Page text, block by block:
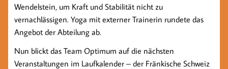
Wendelstein, um Kraft und Stabilität nicht zu
vernachlässigen. Yoga mit externer Trainerin rundete das
Angebot der Abteilung ab.
Nun blickt das Team Optimum auf die nächsten
Veranstaltungen im Laufkalender – der Fränkische Schweiz